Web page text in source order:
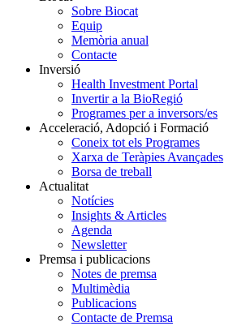
Sobre Biocat
Equip
Memòria anual
Contacte
Inversió
Health Investment Portal
Invertir a la BioRegió
Programes per a inversors/es
Acceleració, Adopció i Formació
Coneix tot els Programes
Xarxa de Teràpies Avançades
Borsa de treball
Actualitat
Notícies
Insights & Articles
Agenda
Newsletter
Premsa i publicacions
Notes de premsa
Multimèdia
Publicacions
Contacte de Premsa